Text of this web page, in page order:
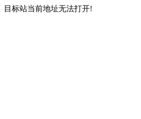
目标站当前地址无法打开!